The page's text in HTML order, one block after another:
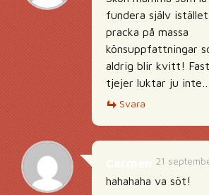
fundera själv
pracka på massa
könsuppfattningar
aldrig blir kvitt!
tjejer luktar ju inte…
Svara
21
hahahaha va söt!